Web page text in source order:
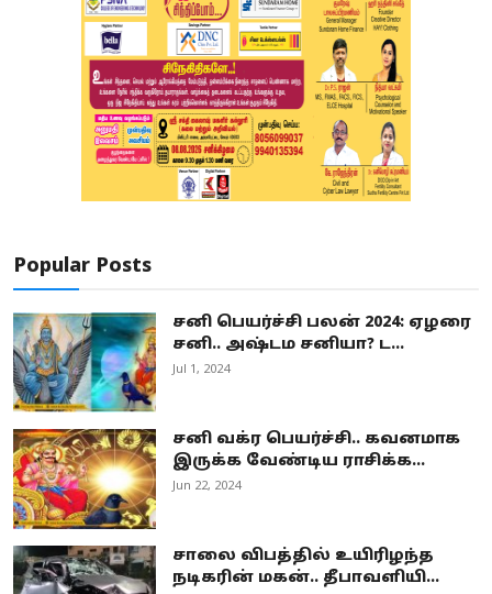
Popular Posts
சனி பெயர்ச்சி பலன் 2024: ஏழரை
சனி.. அஷ்டம சனியா? ட...
Jul 1, 2024
சனி வக்ர பெயர்ச்சி.. கவனமாக
இருக்க வேண்டிய ராசிக்க...
Jun 22, 2024
சாலை விபத்தில் உயிரிழந்த
நடிகரின் மகன்.. தீபாவளியி...